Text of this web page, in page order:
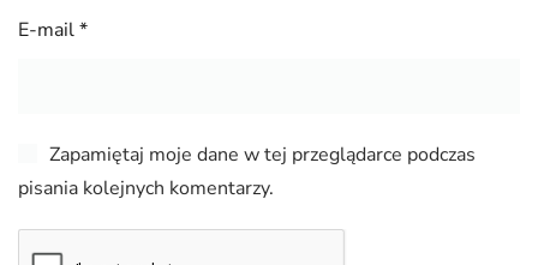
E-mail*
Zapamiętaj moje dane w tej przeglądarce podczas
pisania kolejnych komentarzy.